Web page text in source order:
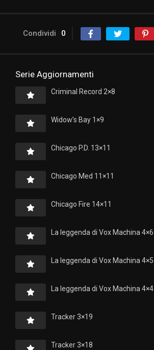
Condividi 0
Serie Aggiornamenti
Criminal Record 2×8
Widow’s Bay 1×9
Chicago P.D. 13×11
Chicago Med 11×11
Chicago Fire 14×11
La leggenda di Vox Machina 4×6
La leggenda di Vox Machina 4×5
La leggenda di Vox Machina 4×4
Tracker 3×19
Tracker 3×18